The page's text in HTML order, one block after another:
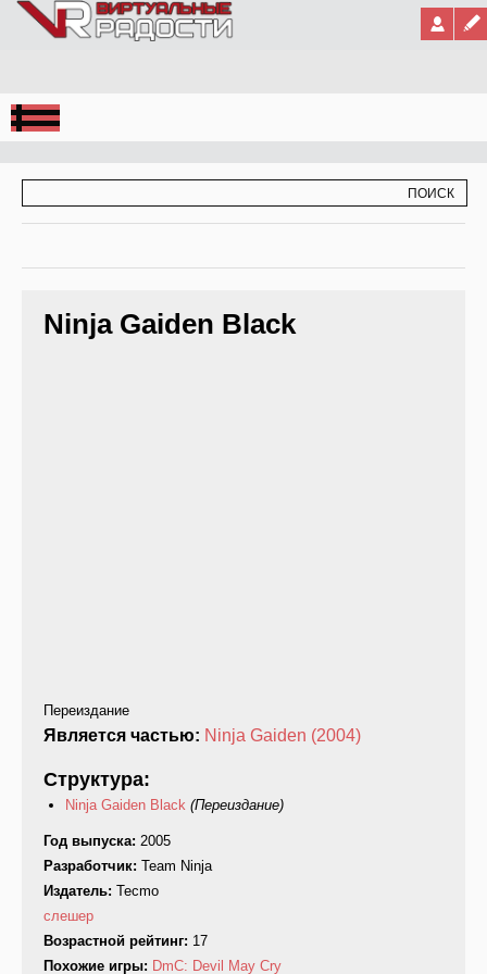
Jump to Navigation
Ninja Gaiden Black
Переиздание
Является частью: Ninja Gaiden (2004)
Структура:
Ninja Gaiden Black (Переиздание)
Год выпуска: 2005
Разработчик: Team Ninja
Издатель: Tecmo
слешер
Возрастной рейтинг: 17
Похожие игры: DmC: Devil May Cry